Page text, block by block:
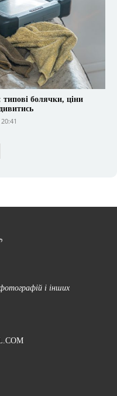
болячки, ціни
і інших